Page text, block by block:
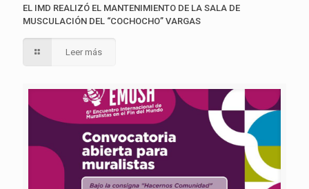
EL IMD REALIZÓ EL MANTENIMIENTO DE LA SALA DE
MUSCULACIÓN DEL “COCHOCHO” VARGAS
Leer más